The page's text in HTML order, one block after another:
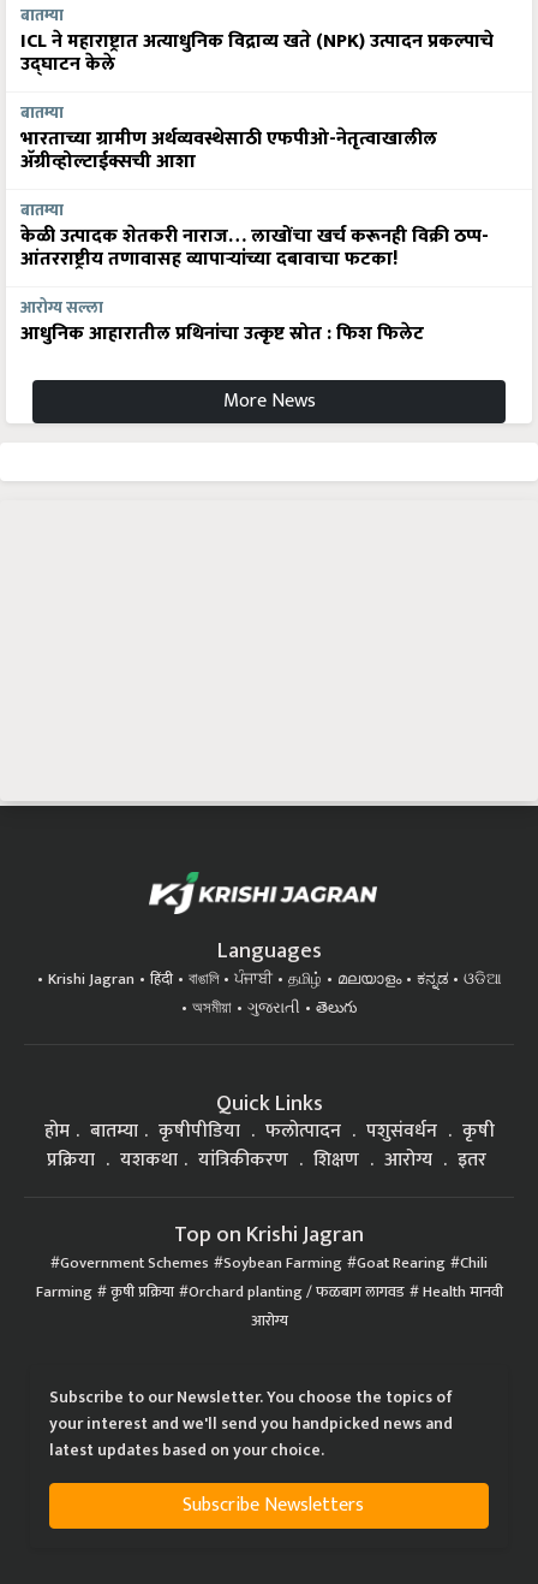
बातम्या
ICL ने महाराष्ट्रात अत्याधुनिक विद्राव्य खते (NPK) उत्पादन प्रकल्पाचे
उद्घाटन केले
बातम्या
भारताच्या ग्रामीण अर्थव्यवस्थेसाठी एफपीओ-नेतृत्वाखालील
अ‍ॅग्रीव्होल्टाईक्सची आशा
बातम्या
केळी उत्पादक शेतकरी नाराज… लाखोंचा खर्च करूनही विक्री ठप्प-
आंतरराष्ट्रीय तणावासह व्यापाऱ्यांच्या दबावाचा फटका!
आरोग्य सल्ला
आधुनिक आहारातील प्रथिनांचा उत्कृष्ट स्रोत : फिश फिलेट
More News
Languages
Krishi Jagran हिंदी বাঙালি ਪੰਜਾਬੀ தமிழ் മലയാളം ಕನ್ನಡ
ଓଡିଆ
অসমীয়া
ગુજરાતી తెలుగు
Quick Links
होम बातम्या कृषीपीडिया फलोत्पादन पशुसंवर्धन
कृषी
प्रक्रिया
यशकथा यांत्रिकीकरण शिक्षण आरोग्य इतर
Top on Krishi Jagran
Government Schemes Soybean Farming Goat Rearing Chili
Farming कृषी प्रक्रिया Orchard planting / फळबाग लागवड Health मानवी
आरोग्य
Subscribe to our Newsletter. You choose the topics of
your interest and we'll send you handpicked news and
latest updates based on your choice.
Subscribe Newsletters